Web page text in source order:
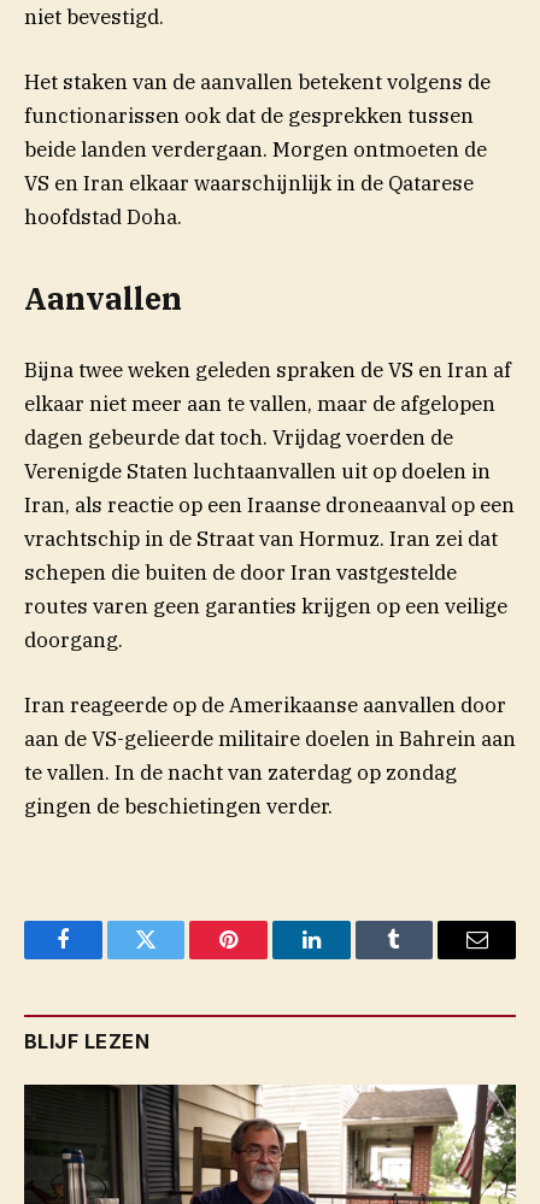
niet bevestigd.
Het staken van de aanvallen betekent volgens de
functionarissen ook dat de gesprekken tussen
beide landen verdergaan. Morgen ontmoeten de
VS en Iran elkaar waarschijnlijk in de Qatarese
hoofdstad Doha.
Aanvallen
Bijna twee weken geleden spraken de VS en Iran af
elkaar niet meer aan te vallen, maar de afgelopen
dagen gebeurde dat toch. Vrijdag voerden de
Verenigde Staten luchtaanvallen uit op doelen in
Iran, als reactie op een Iraanse droneaanval op een
vrachtschip in de Straat van Hormuz. Iran zei dat
schepen die buiten de door Iran vastgestelde
routes varen geen garanties krijgen op een veilige
doorgang.
Iran reageerde op de Amerikaanse aanvallen door
aan de VS-gelieerde militaire doelen in Bahrein aan
te vallen. In de nacht van zaterdag op zondag
gingen de beschietingen verder.
FacebookTwitter Pinterest LinkedInTumblr Email
BLIJF LEZEN